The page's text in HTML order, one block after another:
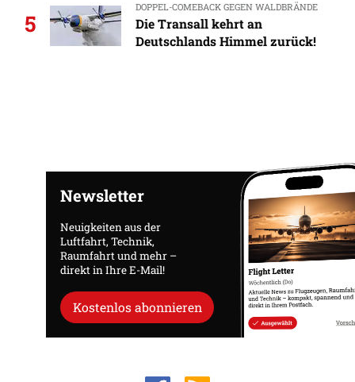
5
DOPPEL-COMEBACK GEGEN WALDBRÄNDE
Die Transall kehrt an
Deutschlands Himmel zurück!
Newsletter
Neuigkeiten aus der
Luftfahrt, Technik,
Raumfahrt und mehr –
direkt in Ihre E-Mail!
Kostenlos abonnieren